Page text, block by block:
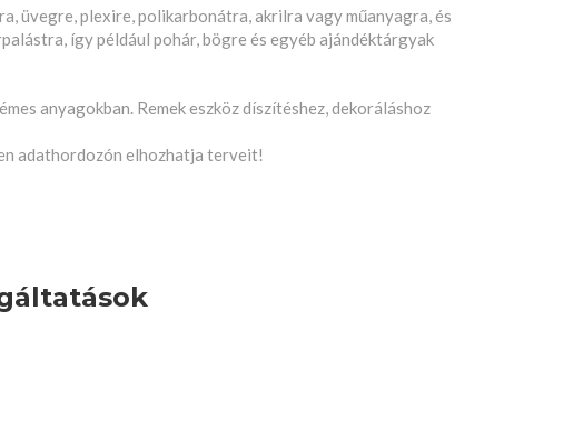
üvegre, plexire, polikarbonátra, akrilra vagy műanyagra, és
így például pohár, bögre és egyéb ajándéktárgyak
anyagokban. Remek eszköz díszítéshez, dekoráláshoz
adathordozón elhozhatja terveit!